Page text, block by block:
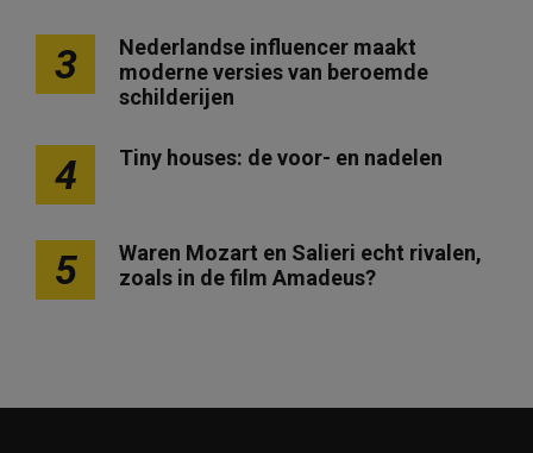
3
Nederlandse influencer maakt
moderne versies van beroemde
schilderijen
4 Tiny houses: de voor- en nadelen
5
Waren Mozart en Salieri echt rivalen,
zoals in de film Amadeus?